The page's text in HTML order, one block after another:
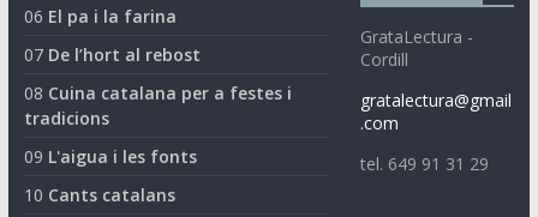
06 El pa i la farina
07 De l’hort al rebost
08 Cuina catalana per a festes i
tradicions
09 L'aigua i les fonts
10 Cants catalans
GrataLectura -
Cordill
gratalectura@gmail
.com
tel. 649 91 31 29